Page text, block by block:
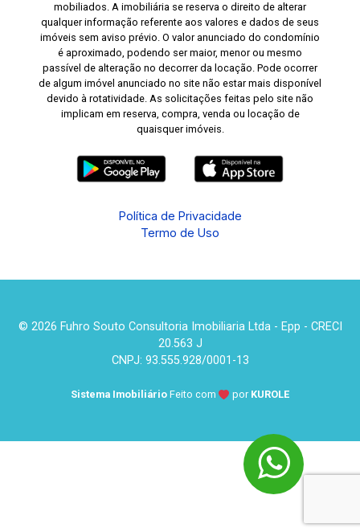
mobiliados. A imobiliária se reserva o direito de alterar
qualquer informação referente aos valores e dados de seus
imóveis sem aviso prévio. O valor anunciado do condomínio
é aproximado, podendo ser maior, menor ou mesmo
passível de alteração no decorrer da locação. Pode ocorrer
de algum imóvel anunciado no site não estar mais disponível
devido à rotatividade. As solicitações feitas pelo site não
implicam em reserva, compra, venda ou locação de
quaisquer imóveis.
Política de Privacidade
Termo de Uso
© 2026 Fuhro Souto Consultoria Imobiliaria Ltda - Epp - CRECI
20.563 J
CNPJ: 93.555.928/0001-13
Sistema Imobiliário Feito com por KUROLE